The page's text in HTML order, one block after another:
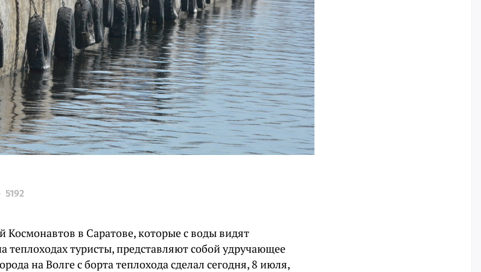
5192
в Саратове, которые с воды видят
теплоходах туристы, представляют собой удручающее
на Волге с борта теплохода сделал сегодня, 8 июля,